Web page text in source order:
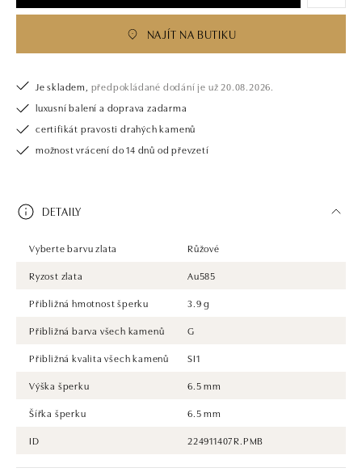
NAJÍT NA BUTIKU
Je skladem, předpokládané dodání je už 20.08.2026.
luxusní balení a doprava zadarma
certifikát pravosti drahých kamenů
možnost vrácení do 14 dnů od převzetí
DETAILY
Vyberte barvu zlata
Růžové
Ryzost zlata
Au585
Přibližná hmotnost šperku
3.9 g
Přibližná barva všech kamenů
G
Přibližná kvalita všech kamenů
SI1
Výška šperku
6.5 mm
Šířka šperku
6.5 mm
ID
224911407R.PMB